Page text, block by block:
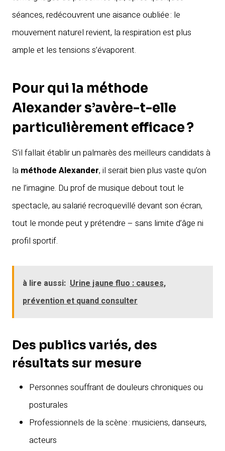
séances, redécouvrent une aisance oubliée : le
mouvement naturel revient, la respiration est plus
ample et les tensions s’évaporent.
Pour qui la méthode
Alexander s’avère-t-elle
particulièrement efficace ?
S’il fallait établir un palmarès des meilleurs candidats à
la méthode Alexander, il serait bien plus vaste qu’on
ne l’imagine. Du prof de musique debout tout le
spectacle, au salarié recroquevillé devant son écran,
tout le monde peut y prétendre – sans limite d’âge ni
profil sportif.
à lire aussi: Urine jaune fluo : causes,
prévention et quand consulter
Des publics variés, des
résultats sur mesure
Personnes souffrant de douleurs chroniques ou
posturales
Professionnels de la scène : musiciens, danseurs,
acteurs